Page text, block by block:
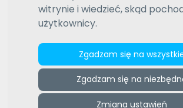
witrynie i wiedzieć, skąd
użytkownicy.
Zgadzam się na
Zgadzam się na
Zmiana ustawień
ZAMÓW REKLAMĘ W TYM
>E-tlumacz >Oferta
serbski–polski
Oferta